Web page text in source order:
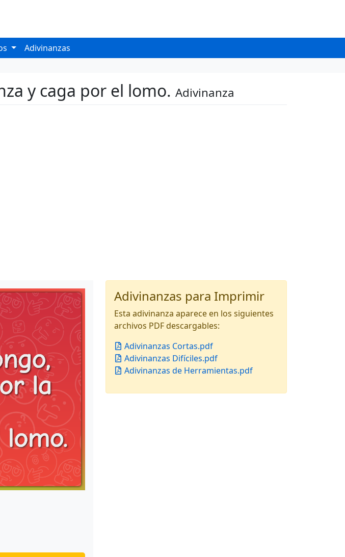
Adivinanzas
y caga por el lomo. Adivinanza
Adivinanzas para Imprimir
Esta adivinanza aparece en los siguientes
archivos PDF descargables:
Adivinanzas Cortas.pdf
Adivinanzas Difíciles.pdf
Adivinanzas de Herramientas.pdf